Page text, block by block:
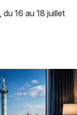
, du 16 au 18 juillet